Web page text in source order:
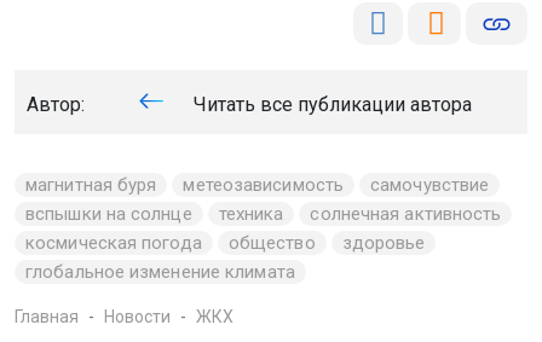
Автор: Читать все публикации автора
магнитная буря метеозависимость
самочувствие
вспышки на солнце
техника
солнечная активность
космическая погода
общество
здоровье
глобальное изменение климата
Главная Новости ЖКХ